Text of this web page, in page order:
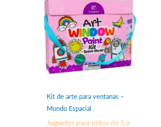
Kit de arte para ventanas –
Mundo Espacial
Juguetes para niños de 5 a